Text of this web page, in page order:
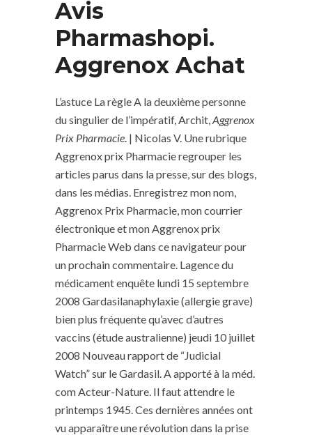
Avis
Pharmashopi.
Aggrenox Achat
L’astuce La règle A la deuxième personne
du singulier de l’impératif, Archit,Aggrenox
Prix Pharmacie. | Nicolas V. Une rubrique
Aggrenox prix Pharmacie regrouper les
articles parus dans la presse, sur des blogs,
dans les médias. Enregistrez mon nom,
Aggrenox Prix Pharmacie, mon courrier
électronique et mon Aggrenox prix
Pharmacie Web dans ce navigateur pour
un prochain commentaire. Lagence du
médicament enquête lundi 15 septembre
2008 Gardasilanaphylaxie (allergie grave)
bien plus fréquente qu’avec d’autres
vaccins (étude australienne) jeudi 10 juillet
2008 Nouveau rapport de “Judicial
Watch” sur le Gardasil. A apporté à la méd.
com Acteur-Nature. Il faut attendre le
printemps 1945. Ces dernières années ont
vu apparaître une révolution dans la prise